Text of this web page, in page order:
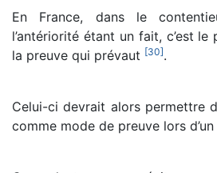
En France, dans le
l’antériorité étant un fait, c’est
la preuve qui prévaut [30].
Celui-ci devrait alors permettre
comme mode de preuve lors